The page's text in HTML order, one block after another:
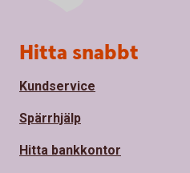
Sidfot
Hitta snabbt
Kundservice
Spärrhjälp
Hitta bankkontor